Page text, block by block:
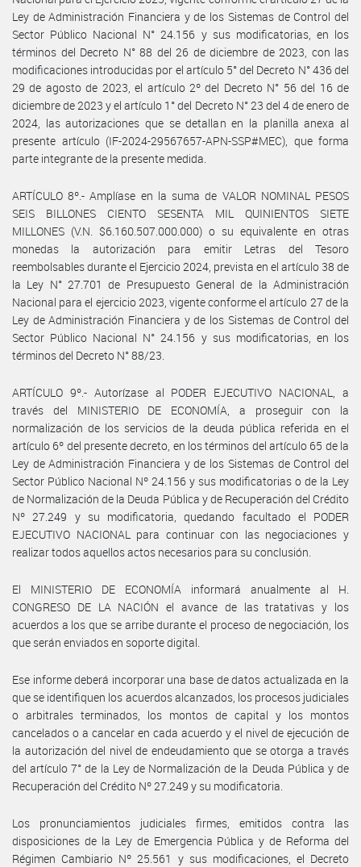
Ley de Administración Financiera y de los Sistemas de Control del
Sector Público Nacional N° 24.156 y sus modificatorias, en los
términos del Decreto N° 88 del 26 de diciembre de 2023, con las
modificaciones introducidas por el artículo 5° del Decreto N° 436 del
29 de agosto de 2023, el artículo 2º del Decreto N° 56 del 16 de
diciembre de 2023 y el artículo 1° del Decreto N° 23 del 4 de enero de
2024, las autorizaciones que se detallan en la planilla anexa al
presente artículo (IF-2024-29567657-APN-SSP#MEC), que forma
parte integrante de la presente medida.
ARTÍCULO 8º.- Amplíase en la suma de VALOR NOMINAL PESOS
SEIS BILLONES CIENTO SESENTA MIL QUINIENTOS SIETE
MILLONES (V.N. $6.160.507.000.000) o su equivalente en otras
monedas la autorización para emitir Letras del Tesoro
reembolsables durante el Ejercicio 2024, prevista en el artículo 38 de
la Ley N° 27.701 de Presupuesto General de la Administración
Nacional para el ejercicio 2023, vigente conforme el artículo 27 de la
Ley de Administración Financiera y de los Sistemas de Control del
Sector Público Nacional N° 24.156 y sus modificatorias, en los
términos del Decreto N° 88/23.
ARTÍCULO 9º.- Autorízase al PODER EJECUTIVO NACIONAL, a
través del MINISTERIO DE ECONOMÍA, a proseguir con la
normalización de los servicios de la deuda pública referida en el
artículo 6º del presente decreto, en los términos del artículo 65 de la
Ley de Administración Financiera y de los Sistemas de Control del
Sector Público Nacional Nº 24.156 y sus modificatorias o de la Ley
de Normalización de la Deuda Pública y de Recuperación del Crédito
Nº 27.249 y su modificatoria, quedando facultado el PODER
EJECUTIVO NACIONAL para continuar con las negociaciones y
realizar todos aquellos actos necesarios para su conclusión.
El MINISTERIO DE ECONOMÍA informará anualmente al H.
CONGRESO DE LA NACIÓN el avance de las tratativas y los
acuerdos a los que se arribe durante el proceso de negociación, los
que serán enviados en soporte digital.
Ese informe deberá incorporar una base de datos actualizada en la
que se identifiquen los acuerdos alcanzados, los procesos judiciales
o arbitrales terminados, los montos de capital y los montos
cancelados o a cancelar en cada acuerdo y el nivel de ejecución de
la autorización del nivel de endeudamiento que se otorga a través
del artículo 7° de la Ley de Normalización de la Deuda Pública y de
Recuperación del Crédito Nº 27.249 y su modificatoria.
Los pronunciamientos judiciales firmes, emitidos contra las
disposiciones de la Ley de Emergencia Pública y de Reforma del
Régimen Cambiario Nº 25.561 y sus modificaciones, el Decreto